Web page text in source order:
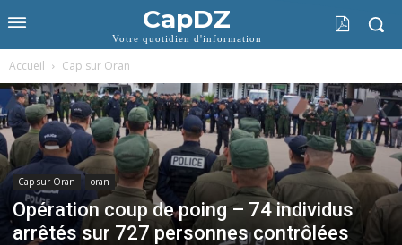
CapDZ
Votre quotidien d'information
Accueil Cap sur Oran
Cap sur Oran oran
Opération coup de poing – 74 individus
arrêtés sur 727 personnes contrôlées